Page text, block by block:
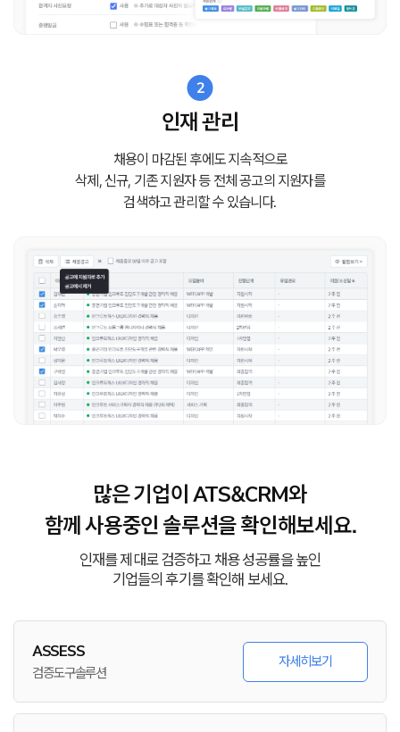
2
인재 관리
채용이 마감된 후에도 지속적으로
삭제, 신규, 기존 지원자 등전체 공고의 지원자를
검색하고 관리할 수 있습니다.
많은 기업이 ATS&CRM와
함께 사용중인 솔루션을 확인해보세요.
인재를 제대로 검증하고 채용 성공률을 높인
기업들의 후기를 확인해 보세요.
ASSESS
검증도구솔루션
자세히보기